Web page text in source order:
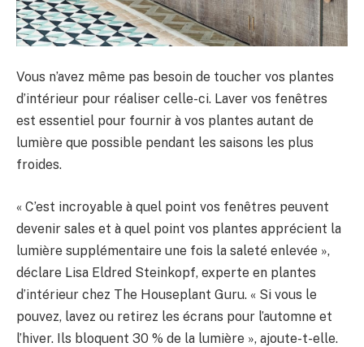
Vous n’avez même pas besoin de toucher vos plantes
d’intérieur pour réaliser celle-ci. Laver vos fenêtres
est essentiel pour fournir à vos plantes autant de
lumière que possible pendant les saisons les plus
froides.
« C’est incroyable à quel point vos fenêtres peuvent
devenir sales et à quel point vos plantes apprécient la
lumière supplémentaire une fois la saleté enlevée »,
déclare Lisa Eldred Steinkopf, experte en plantes
d’intérieur chez The Houseplant Guru. « Si vous le
pouvez, lavez ou retirez les écrans pour l’automne et
l’hiver. Ils bloquent 30 % de la lumière », ajoute-t-elle.